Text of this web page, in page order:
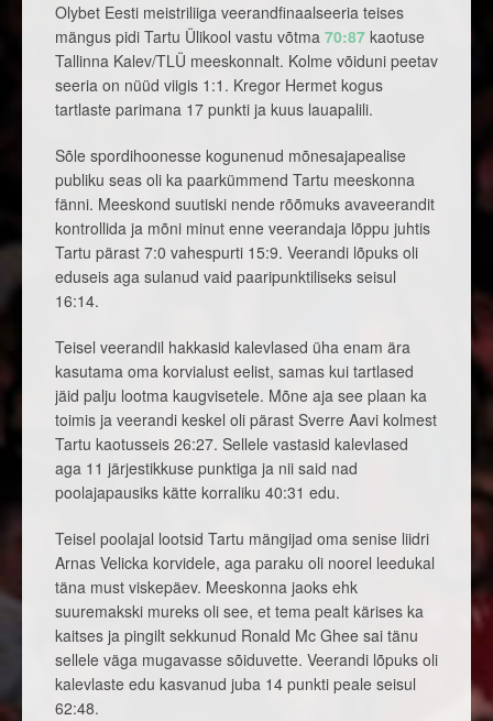
Olybet Eesti meistriliiga veerandfinaalseeria teises
mängus pidi Tartu Ülikool vastu võtma 70:87 kaotuse
Tallinna Kalev/TLÜ meeskonnalt. Kolme võiduni peetav
seeria on nüüd viigis 1:1. Kregor Hermet kogus
tartlaste parimana 17 punkti ja kuus lauapalili.
Sõle spordihoonesse kogunenud mõnesajapealise
publiku seas oli ka paarkümmend Tartu meeskonna
fänni. Meeskond suutiski nende rõõmuks avaveerandit
kontrollida ja mõni minut enne veerandaja lõppu juhtis
Tartu pärast 7:0 vahespurti 15:9. Veerandi lõpuks oli
eduseis aga sulanud vaid paaripunktiliseks seisul
16:14.
Teisel veerandil hakkasid kalevlased üha enam ära
kasutama oma korvialust eelist, samas kui tartlased
jäid palju lootma kaugvisetele. Mõne aja see plaan ka
toimis ja veerandi keskel oli pärast Sverre Aavi kolmest
Tartu kaotusseis 26:27. Sellele vastasid kalevlased
aga 11 järjestikkuse punktiga ja nii said nad
poolajapausiks kätte korraliku 40:31 edu.
Teisel poolajal lootsid Tartu mängijad oma senise liidri
Arnas Velicka korvidele, aga paraku oli noorel leedukal
täna must viskepäev. Meeskonna jaoks ehk
suuremakski mureks oli see, et tema pealt kärises ka
kaitses ja pingilt sekkunud Ronald Mc Ghee sai tänu
sellele väga mugavasse sõiduvette. Veerandi lõpuks oli
kalevlaste edu kasvanud juba 14 punkti peale seisul
62:48.